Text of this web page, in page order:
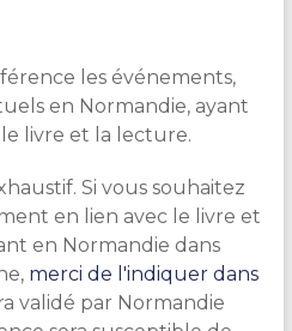
les événements,
en Normandie, ayant
livre et la lecture.
Si vous souhaitez
en lien avec le livre et
en Normandie dans
merci de l'indiquer dans
validé par Normandie